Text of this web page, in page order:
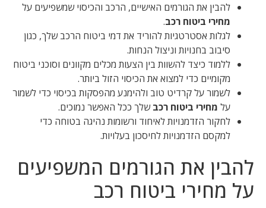
להבין את הגורמים האישיים, הרכב והכיסוי שמשפיעים על
מחירי ביטוח רכב.
לגלות אסטרטגיות להוריד את דמי ביטוח הרכב שלך, כגון
סיבוב בחנויות וניצול הנחות.
ללמוד כיצד להשוות בין הצעות מכלים מקוונים וסוכני ביטוח
מקומיים כדי למצוא את הכיסוי הזול ביותר.
לשמור על קרדיט טוב ולהימנע מהפסקות בכיסוי כדי לשמור
על מחירי ביטוח רכבשלך ככל האפשר נמוכים.
לחקור הזדמנויות לאיחוד ורשומות נהיגה בטוחה כדי
למקסם הזדמנויות לחיסכון בעלויות.
להבין את הגורמים המשפיעים
על מחירי ביטוח רכב